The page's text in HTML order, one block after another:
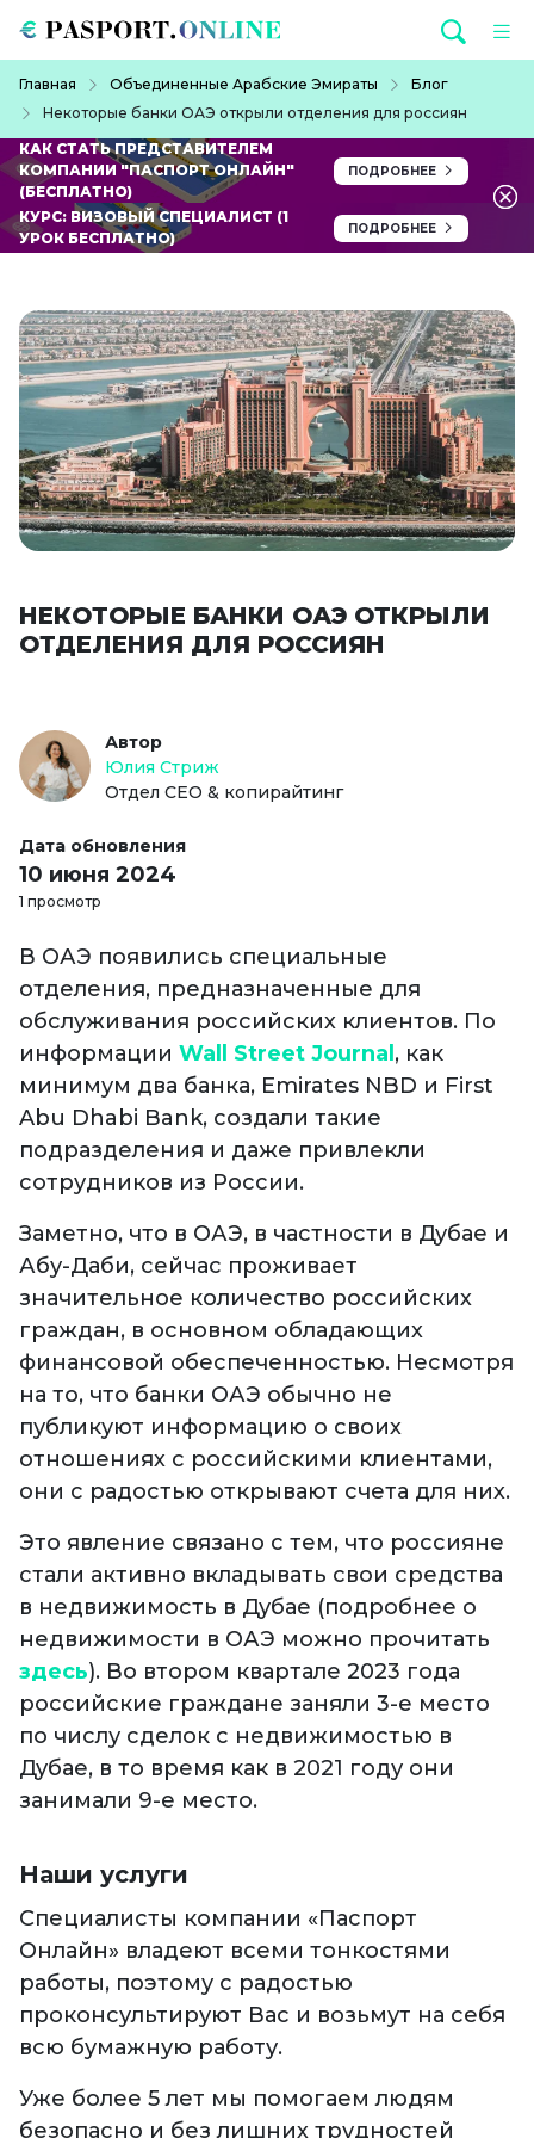
Строка навигации
Главная Объединенные Арабские Эмираты
Блог
Некоторые банки ОАЭ открыли отделения для россиян
КАК СТАТЬ ПРЕДСТАВИТЕЛЕМ
КОМПАНИИ "ПАСПОРТ ОНЛАЙН"
(БЕСПЛАТНО)
ПОДРОБНЕЕ
КУРС: ВИЗОВЫЙ СПЕЦИАЛИСТ (1
УРОК БЕСПЛАТНО)
ПОДРОБНЕЕ
НЕКОТОРЫЕ БАНКИ ОАЭ ОТКРЫЛИ
ОТДЕЛЕНИЯ ДЛЯ РОССИЯН
Автор
Юлия Стриж
Отдел СЕО & копирайтинг
Дата обновления
10 июня 2024
1 просмотр
В ОАЭ появились специальные
отделения, предназначенные для
обслуживания российских клиентов. По
информации Wall Street Journal , как
минимум два банка, Emirates NBD и First
Abu Dhabi Bank, создали такие
подразделения и даже привлекли
сотрудников из России.
Заметно, что в ОАЭ, в частности в Дубае и
Абу-Даби, сейчас проживает
значительное количество российских
граждан, в основном обладающих
финансовой обеспеченностью. Несмотря
на то, что банки ОАЭ обычно не
публикуют информацию о своих
отношениях с российскими клиентами,
они с радостью открывают счета для них.
Это явление связано с тем, что россияне
стали активно вкладывать свои средства
в недвижимость в Дубае (подробнее о
недвижимости в ОАЭ можно прочитать
здесь). Во втором квартале 2023 года
российские граждане заняли 3-е место
по числу сделок с недвижимостью в
Дубае, в то время как в 2021 году они
занимали 9-е место.
Наши услуги
Специалисты компании «Паспорт
Онлайн» владеют всеми тонкостями
работы, поэтому с радостью
проконсультируют Вас и возьмут на себя
всю бумажную работу.
Уже более 5 лет мы помогаем людям
безопасно и без лишних трудностей